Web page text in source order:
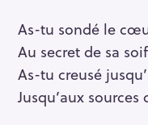
As-tu sondé le
Au secret de sa
As-tu creusé
Jusqu’aux sources